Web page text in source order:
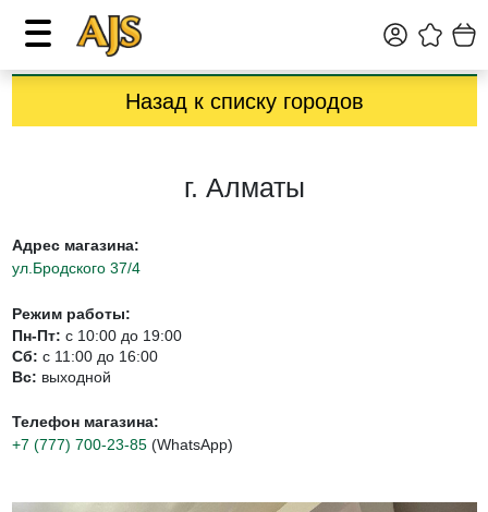
Назад к списку городов
г. Алматы
Адрес магазина:
ул.Бродского 37/4
Режим работы:
Пн-Пт: с 10:00 до 19:00
Сб: с 11:00 до 16:00
Вс: выходной
Телефон магазина:
+7 (777) 700-23-85(WhatsApp)